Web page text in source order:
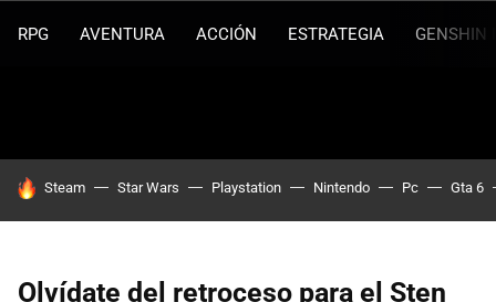
RPG AVENTURA ACCIÓN ESTRATEGIA GENSHIN
HOY SE HABLA DE
Steam Star Wars Playstation Nintendo Pc Gta 6
Olvídate del retroceso para el Sten